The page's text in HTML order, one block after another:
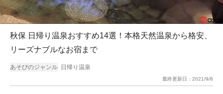
秋保 日帰り温泉おすすめ14選！本格天然温泉から格安、
リーズナブルなお宿まで
あそびのジャンル 日帰り温泉
最終更新日： 2021/9/8